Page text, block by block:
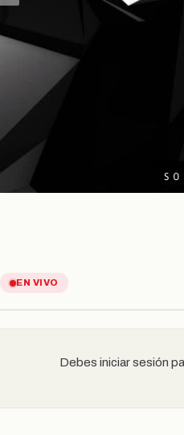
EN VIVO
Debes iniciar sesión